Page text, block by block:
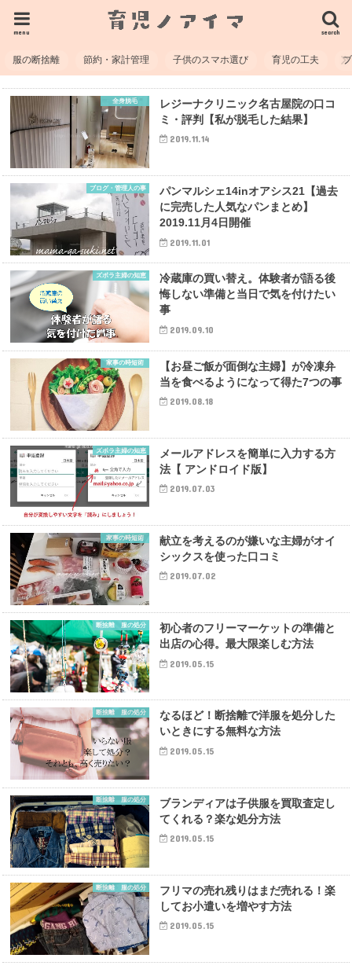
search
menu
服の断捨離 節約・家計管理 子供のスマホ選び 育児の工夫
全身脱毛
レジーナクリニック名古屋院の口コ
ミ・評判【私が脱毛した結果】
2019.11.14
ブログ・管理人の事
パンマルシェ14inオアシス21【過去
に完売した人気なパンまとめ】
2019.11月4日開催
2019.11.01
ズボラ主婦の知恵
冷蔵庫の買い替え。体験者が語る後
悔しない準備と当日で気を付けたい
事
2019.09.10
家事の時短術
【お昼ご飯が面倒な主婦】が冷凍弁
当を食べるようになって得た7つの事
2019.08.18
ズボラ主婦の知恵
メールアドレスを簡単に入力する方
法【 アンドロイド版】
2019.07.03
家事の時短術
献立を考えるのが嫌いな主婦がオイ
シックスを使った口コミ
2019.07.02
断捨離 服の処分
初心者のフリーマーケットの準備と
出店の心得。最大限楽しむ方法
2019.05.15
断捨離 服の処分
なるほど！断捨離で洋服を処分した
いときにする無料な方法
2019.05.15
断捨離 服の処分
ブランディアは子供服を買取査定し
てくれる？楽な処分方法
2019.05.15
断捨離 服の処分
フリマの売れ残りはまだ売れる！楽
してお小遣いを増やす方法
2019.05.15